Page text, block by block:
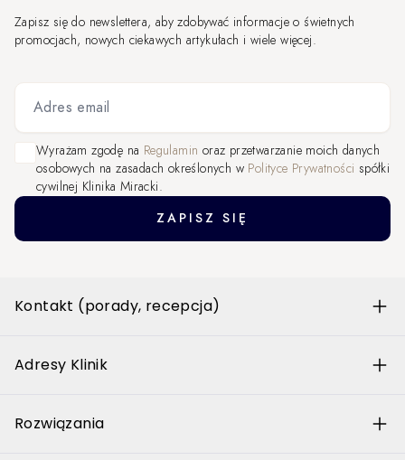
Zapisz się do newslettera, aby zdobywać informacje o świetnych
promocjach, nowych ciekawych artykułach i wiele więcej.
Adres email
Wyrażam zgodę na Regulamin oraz przetwarzanie moich danych
osobowych na zasadach określonych w Polityce Prywatności spółki
cywilnej Klinika Miracki.
ZAPISZ SIĘ
Kontakt (porady, recepcja)
Adresy Klinik
Rozwiązania